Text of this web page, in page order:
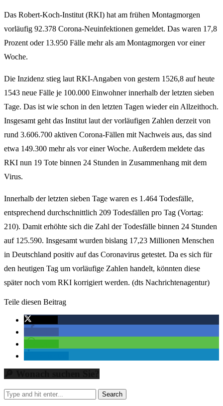
Das Robert-Koch-Institut (RKI) hat am frühen Montagmorgen
vorläufig 92.378 Corona-Neuinfektionen gemeldet. Das waren 17,8
Prozent oder 13.950 Fälle mehr als am Montagmorgen vor einer
Woche.
Die Inzidenz stieg laut RKI-Angaben von gestern 1526,8 auf heute
1543 neue Fälle je 100.000 Einwohner innerhalb der letzten sieben
Tage. Das ist wie schon in den letzten Tagen wieder ein Allzeithoch.
Insgesamt geht das Institut laut der vorläufigen Zahlen derzeit von
rund 3.606.700 aktiven Corona-Fällen mit Nachweis aus, das sind
etwa 149.300 mehr als vor einer Woche. Außerdem meldete das
RKI nun 19 Tote binnen 24 Stunden in Zusammenhang mit dem
Virus.
Innerhalb der letzten sieben Tage waren es 1.464 Todesfälle,
entsprechend durchschnittlich 209 Todesfällen pro Tag (Vortag:
210). Damit erhöhte sich die Zahl der Todesfälle binnen 24 Stunden
auf 125.590. Insgesamt wurden bislang 17,23 Millionen Menschen
in Deutschland positiv auf das Coronavirus getestet. Da es sich für
den heutigen Tag um vorläufige Zahlen handelt, könnten diese
später noch vom RKI korrigiert werden. (dts Nachrichtenagentur)
Teile diesen Beitrag